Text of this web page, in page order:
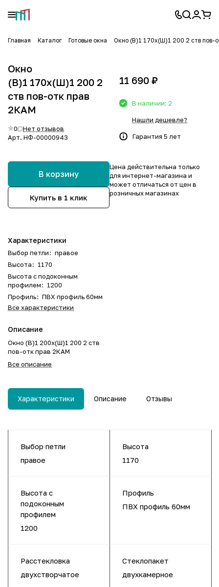
Главная Каталог Готовые окна Окно (В)1 170х(Ш)1 200 2 ств пов-
Окно
(В)1 170х(Ш)1 200 2
ств пов-отк прав
2КАМ
0
Нет отзывов
Арт. НФ-00000943
В корзину
Купить в 1 клик
Характеристики
Выбор петли: правое
Высота: 1170
Высота с подоконным
профилем: 1200
Профиль: ПВХ профиль 60мм
Все характеристики
Описание
Окно (В)1 200х(Ш)1 200 2 ств
пов-отк прав 2КАМ
Все описание
11 690 ₽
В наличии: 2
Нашли дешевле?
Гарантия 5 лет
Цена действительна только
для интернет-магазина и
может отличаться от цен в
розничных магазинах
Характеристики Описание Отзывы
Выбор петли
правое
Высота
1170
Высота с
подоконным
профилем
1200
Профиль
ПВХ профиль 60мм
Расстекловка
двухстворчатое
Стеклопакет
двухкамерное